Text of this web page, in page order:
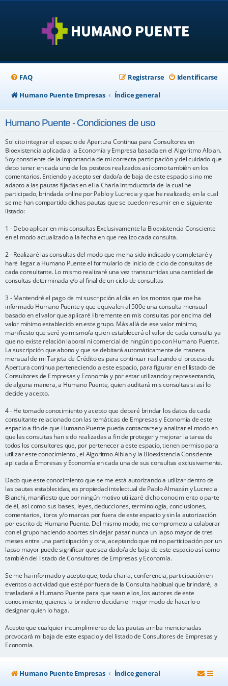
FAQ Identificarse
Registrarse
Humano Puente Empresas
Índice general
Humano Puente - Condiciones de uso
Solicito integrar el espacio de Apertura Continua para Consultores en
Bioexistencia aplicada a la Economía y Empresa basada en el Algoritmo Albian.
Soy consciente de la importancia de mi correcta participación y del cuidado que
debo tener en cada uno de los posteos realizados así como también en los
comentarios. Entiendo y acepto ser dado/a de baja de este espacio si no me
adapto a las pautas fijadas en el la Charla Introductoria de la cual he
participado, brindada online por Pablo y Lucrecia y que he realizado, en la cual
se me han compartido dichas pautas que se pueden resumir en el siguiente
listado:
1 - Debo aplicar en mis consultas Exclusivamente la Bioexistencia Consciente
en el modo actualizado a la fecha en que realizo cada consulta.
2 - Realizaré las consultas del modo que me ha sido indicado y completaré y
haré llegar a Humano Puente el formulario de inicio de ciclo de consultas de
cada consultante. Lo mismo realizaré una vez transcurridas una cantidad de
consultas determinada y/o al final de un ciclo de consultas
3 - Mantendré el pago de mi suscripción al día en los montos que me ha
informado Humano Puente y que equivalen al 500e una consulta mensual
basado en el valor que aplicaré libremente en mis consultas por encima del
valor mínimo establecido en este grupo. Más allá de ese valor mínimo,
manifiesto que seré yo mismo/a quien establecerá el valor de cada consulta ya
que no existe relación laboral ni comercial de ningún tipo con Humano Puente.
La suscripción que abono y que se debitará automáticamente de manera
mensual de mi Tarjeta de Crédito es para continuar realizando el proceso de
Apertura continua perteneciendo a este espacio, para figurar en el listado de
Consultores de Empresas y Economía y por estar utilizando y representando,
de alguna manera, a Humano Puente, quien auditará mis consultas si así lo
decide y acepto.
4 - He tomado conocimiento y acepto que deberé brindar los datos de cada
consultante relacionado con las temáticas de Empresas y Economía de este
espacio a fin de que Humano Puente pueda contactarse y analizar el modo en
que las consultas han sido realizadas a fin de proteger y mejorar la tarea de
todos los consultores que, por pertenecer a este espacio, tienen permiso para
utilizar este conocimiento , el Algoritmo Albian y la Bioexistencia Consciente
aplicada a Empresas y Economía en cada una de sus consultas exclusivamente.
Dado que este conocimiento que se me está autorizando a utilizar dentro de
las pautas establecidas, es propiedad intelectual de Pablo Almazán y Lucrecia
Bianchi, manifiesto que por ningún motivo utilizaré dicho conocimiento o parte
de él, así como sus bases, leyes, deducciones, terminología, conclusiones,
comentarios, libros y/o marcas por fuera de este espacio y sin la autorización
por escrito de Humano Puente. Del mismo modo, me comprometo a colaborar
con el grupo haciendo aportes sin dejar pasar nunca un lapso mayor de tres
meses entre una participación y otra, aceptando que mi no participación por un
lapso mayor puede significar que sea dado/a de baja de este espacio así como
también del listado de Consultores de Empresas y Economía.
Se me ha informado y acepto que, toda charla, conferencia, participación en
eventos o actividad que esté por fuera de la Consulta habitual que brindaré, la
trasladaré a Humano Puente para que sean ellos, los autores de este
conocimiento, quienes la brinden o decidan el mejor modo de hacerlo o
designar quien lo haga.
Acepto que cualquier incumplimiento de las pautas arriba mencionadas
provocará mi baja de este espacio y del listado de Consultores de Empresas y
Economía.
Humano Puente Empresas Índice general